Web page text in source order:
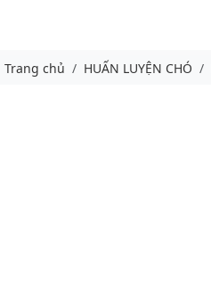
Trang chủ HUẤN LUYỆN CHÓ